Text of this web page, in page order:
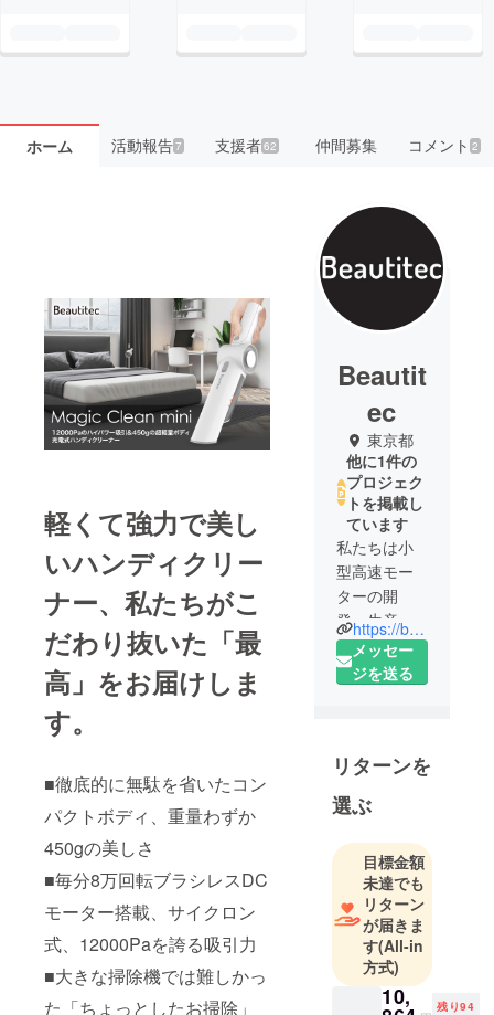
ホーム 活動報告7 支援者62 仲間募集 コメント 2
軽くて強力で美し
いハンディクリー
ナー、私たちがこ
だわり抜いた「最
高 」をお届けしま
す。
■徹底的に無駄を省いたコン
パクトボディ、重量わずか
450gの美しさ
■毎分8万回転ブラシレスDC
モーター搭載、サイクロン
式、12000Paを誇る吸引力
■大きな掃除機では難しかっ
た「ちょっとしたお掃除」
Beautit
ec
東京都
他に1件の
プロジェク
トを掲載し
ています
私たちは小
型高速モー
ターの開
発・生産を
基盤としな
がら、掃除
電などモー
ターを搭載
した家電製
品の研究開
発及び製造
を行ってい
ます
2018年には
日本で
Beautitec（
https://beautitec.co.jp/
メッセー
ジを送る
リターンを
選ぶ
目標金額
未達でも
リターン
が届きま
す(All-in
方式)
10, 残り94